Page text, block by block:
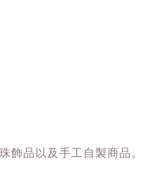
品以及手工自製商品。